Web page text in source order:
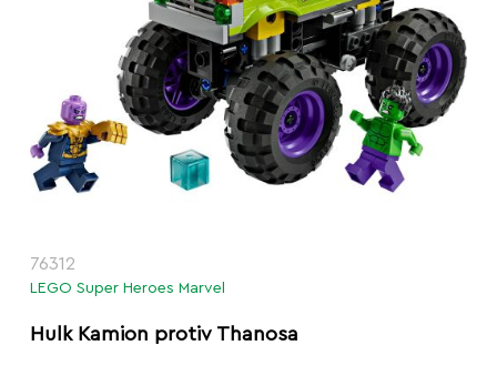
76312
LEGO Super Heroes Marvel
Hulk Kamion protiv Thanosa